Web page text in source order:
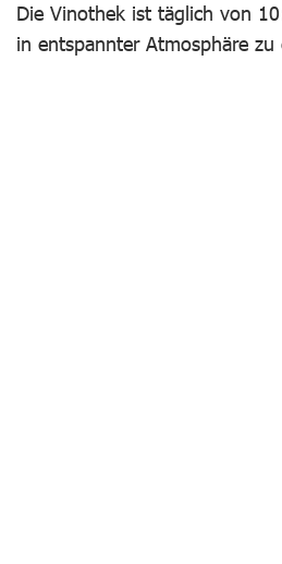
Die Vinothek ist täglich von
in entspannter Atmosphäre zu